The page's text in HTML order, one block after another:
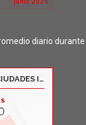
diario durante